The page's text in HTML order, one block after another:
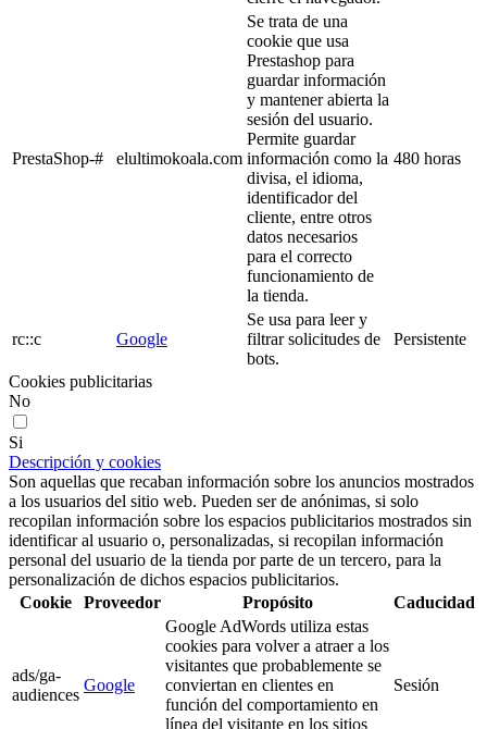
PrestaShop-# elultimokoala.com
Se trata de una
cookie que usa
Prestashop para
guardar información
y mantener abierta la
sesión del usuario.
Permite guardar
información como la
divisa, el idioma,
identificador del
cliente, entre otros
datos necesarios
para el correcto
funcionamiento de
la tienda.
480 horas
rc::c Google
Se usa para leer y
filtrar solicitudes de
bots.
Persistente
Cookies publicitarias
No
Si
Descripción y cookies
Son aquellas que recaban información sobre los anuncios mostrados
a los usuarios del sitio web. Pueden ser de anónimas, si solo
recopilan información sobre los espacios publicitarios mostrados sin
identificar al usuario o, personalizadas, si recopilan información
personal del usuario de la tienda por parte de un tercero, para la
personalización de dichos espacios publicitarios.
Cookie
Proveedor Propósito Caducidad
ads/ga-
audiences
Google
Google AdWords utiliza estas
cookies para volver a atraer a los
visitantes que probablemente se
conviertan en clientes en
función del comportamiento en
línea del visitante en los sitios
Sesión